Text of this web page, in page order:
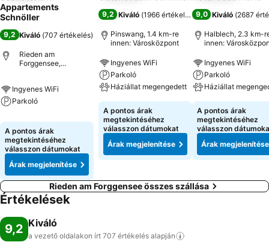
Appartements
Schnöller
9,2 Kiváló (707 értékelés)
Rieden am
Forggensee,
Ingyenes WiFi
Parkoló
A pontos árak
megtekintéséhez
válasszon dátumokat
Árak megjelenítése
9,2 Kiváló (1966 értékelés)
Pinswang, 1.4 km-re
innen: Városközpont
Ingyenes WiFi
Parkoló
Háziállat megengedett
A pontos árak
megtekintéséhez
válasszon dátumokat
Árak megjelenítése
9,0 Kiváló (2687
Halblech, 2.3 km-
innen:
Ingyenes WiFi
Parkoló
Háziállat
A pontos árak
megtekintéséhez
válasszon
Árak megjelenítése
Rieden am Forggensee összes szállása
Értékelések
9,2 Kiváló
a vezető oldalakon írt 707 értékelés alapján